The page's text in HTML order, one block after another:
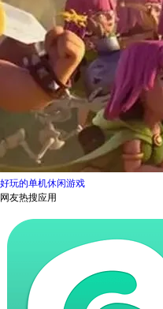
好玩的单机休闲游戏
网友热搜应用